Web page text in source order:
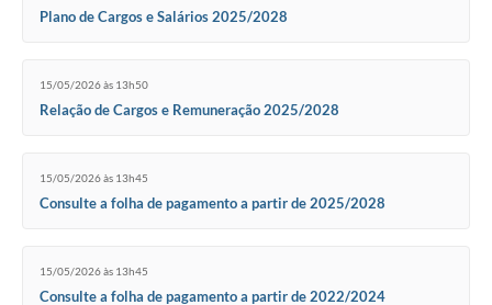
Plano de Cargos e Salários 2025/2028
15/05/2026 às 13h50
Relação de Cargos e Remuneração 2025/2028
15/05/2026 às 13h45
Consulte a folha de pagamento a partir de 2025/2028
15/05/2026 às 13h45
Consulte a folha de pagamento a partir de 2022/2024